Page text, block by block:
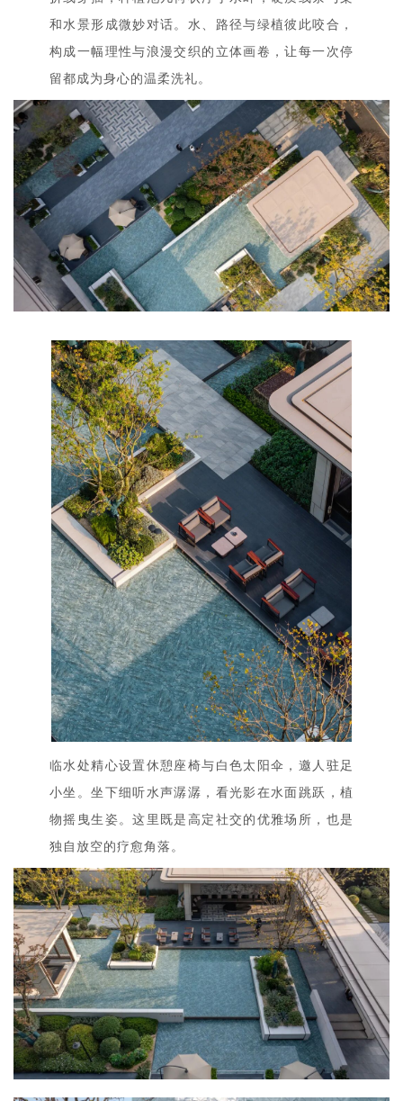
和水景形成微妙对话。水、路径与绿植彼此咬合，
构成一幅理性与浪漫交织的立体画卷，让每一次停
留都成为身心的温柔洗礼。
临水处精心设置休憩座椅与白色太阳伞，邀人驻足
小坐。坐下细听水声潺潺，看光影在水面跳跃，植
物摇曳生姿。这里既是高定社交的优雅场所，也是
独自放空的疗愈角落。